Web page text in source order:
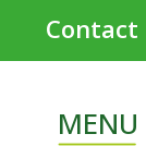
MENU
Contact